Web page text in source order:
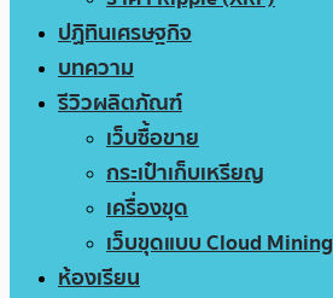
ปฏิทินเศรษฐกิจ
บทความ
รีวิวผลิตภัณฑ์
เว็บซื้อขาย
กระเป๋าเก็บเหรียญ
เครื่องขุด
เว็บขุดแบบ Cloud Mining
ห้องเรียน